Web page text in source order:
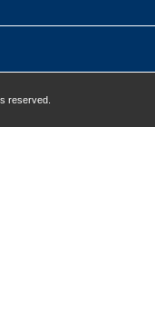
reserved.